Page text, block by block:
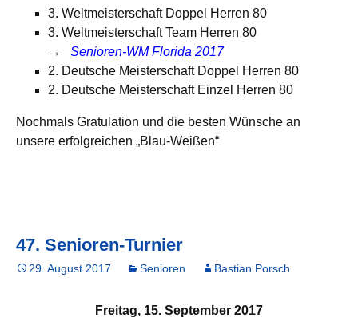
3. Weltmeisterschaft Doppel Herren 80
3. Weltmeisterschaft Team Herren 80
→ Senioren-WM Florida 2017
2. Deutsche Meisterschaft Doppel Herren 80
2. Deutsche Meisterschaft Einzel Herren 80
Nochmals Gratulation und die besten Wünsche an
unsere erfolgreichen „Blau-Weißen“
47. Senioren-Turnier
29. August 2017 Senioren Bastian Porsch
Freitag, 15. September 2017